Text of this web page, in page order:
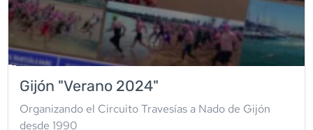
Gijón "Verano 2024"
Organizando el Circuito Travesías a Nado de Gijón
desde 1990